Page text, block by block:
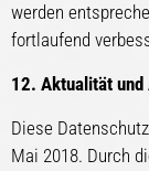
werden
fortlaufend
12. Aktualität und
Diese
Mai 2018. Durch